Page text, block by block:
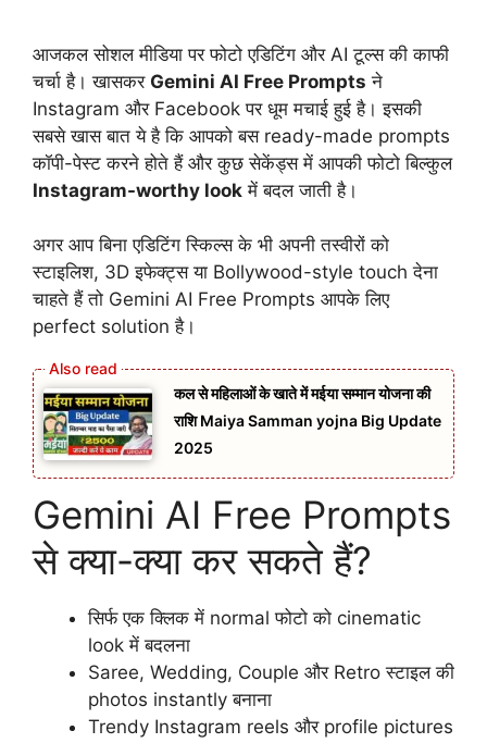
आजकल सोशल मीडिया पर फोटो एडिटिंग और AI टूल्स की काफी
चर्चा है। खासकर Gemini AI Free Prompts ने
Instagram और Facebook पर धूम मचाई हुई है। इसकी
सबसे खास बात ये है कि आपको बस ready-made prompts
कॉपी-पेस्ट करने होते हैं और कुछ सेकेंड्स में आपकी फोटो बिल्कुल
Instagram-worthy look में बदल जाती है।
अगर आप बिना एडिटिंग स्किल्स के भी अपनी तस्वीरों को
स्टाइलिश, 3D इफेक्ट्स या Bollywood-style touch देना
चाहते हैं तो Gemini AI Free Prompts आपके लिए
perfect solution है।
कल से महिलाओं के खाते में मईया सम्मान योजना की
राशि Maiya Samman yojna Big Update
2025
Gemini AI Free Prompts
से क्या-क्या कर सकते हैं?
सिर्फ एक क्लिक में normal फोटो को cinematic
look में बदलना
Saree, Wedding, Couple और Retro स्टाइल की
photos instantly बनाना
Trendy Instagram reels और profile pictures